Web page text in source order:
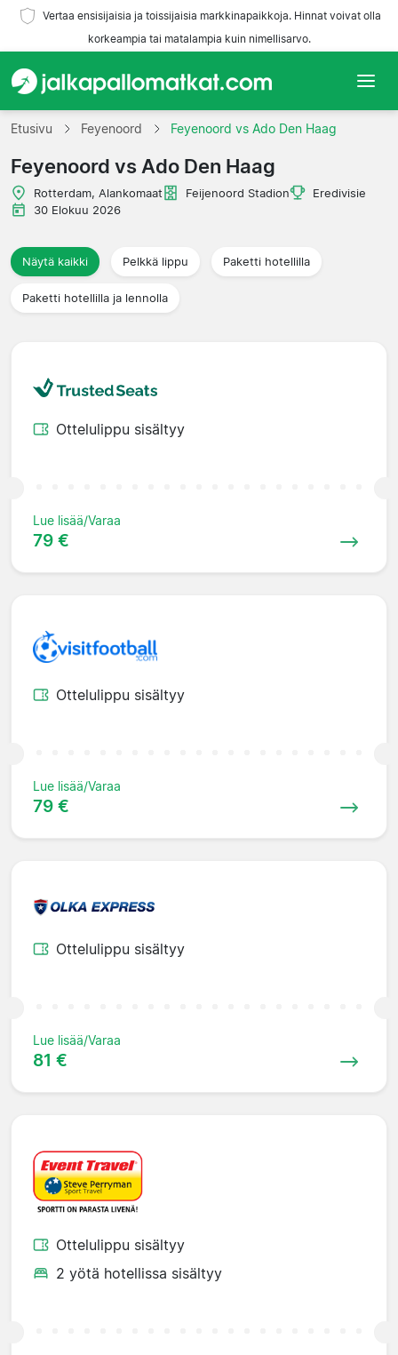
Vertaa ensisijaisia ja toissijaisia markkinapaikkoja. Hinnat voivat olla
korkeampia tai matalampia kuin nimellisarvo.
Etusivu
Joukkueet
Liigat
Matkatoimistoja
Etusivu Feyenoord Feyenoord vs Ado Den Haag
Feyenoord vs Ado Den Haag
Rotterdam, Alankomaat Feijenoord Stadion
Eredivisie
30 Elokuu 2026
Näytä kaikki Pelkkä lippu Paketti hotellilla
Paketti hotellilla ja lennolla
Ottelulippu sisältyy
Lue lisää/Varaa
79 €
Ottelulippu sisältyy
Lue lisää/Varaa
79 €
Ottelulippu sisältyy
Lue lisää/Varaa
81 €
Ottelulippu sisältyy
2 yötä hotellissa sisältyy